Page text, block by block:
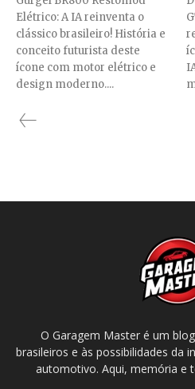
Elétrico: A IA reinventa o
clássico brasileiro! História e
conceito futurista deste
ícone com motor elétrico e
design moderno....
O Garagem Master é um
brasileiros e às possibilidades da
automotivo. Aqui, memória e